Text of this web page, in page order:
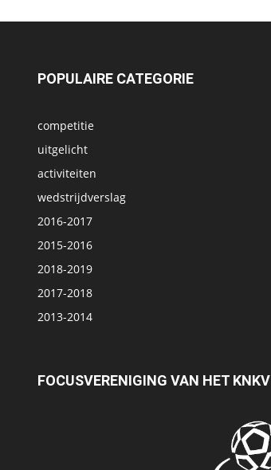
POPULAIRE CATEGORIE
competitie
uitgelicht
activiteiten
wedstrijdverslag
2016-2017
2015-2016
2018-2019
2017-2018
2013-2014
FOCUSVERENIGING VAN HET KNKV